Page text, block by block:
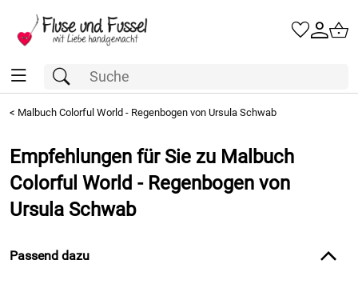
< Malbuch Colorful World - Regenbogen von Ursula Schwab
Empfehlungen für Sie zu Malbuch
Colorful World - Regenbogen von
Ursula Schwab
Passend dazu